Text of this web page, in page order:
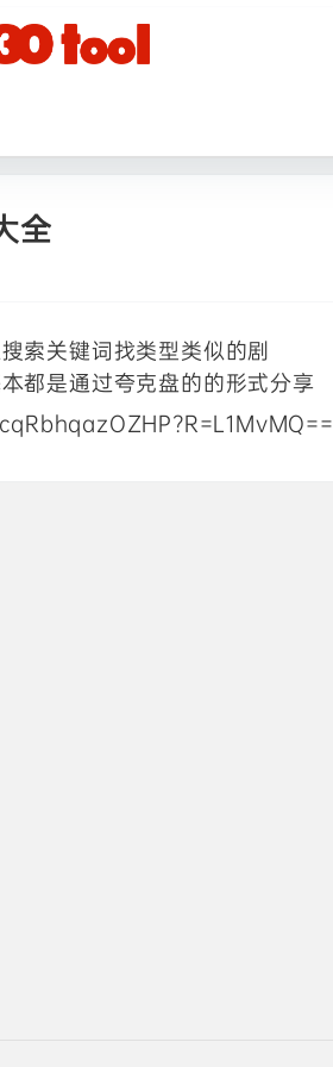
全
索关键词找类型类似的剧
都是通过夸克盘的的形式分享